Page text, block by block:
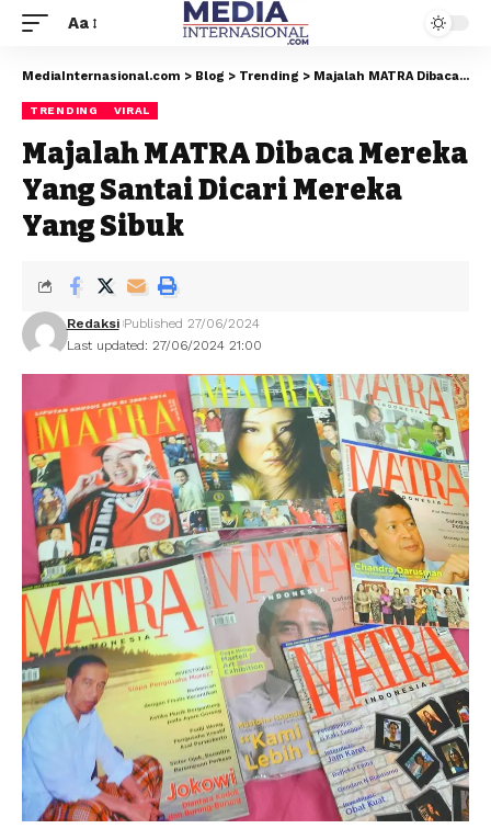
Aa
MediaInternasional.com > Blog > Trending > Majalah MATRA Dibaca Mereka Yang Santai Dicari Mereka Yang Sibuk
TRENDING VIRAL
Majalah MATRA Dibaca Mereka
Yang Santai Dicari Mereka
Yang Sibuk
Last updated: 27/06/2024 21:00
Redaksi Published 27/06/2024